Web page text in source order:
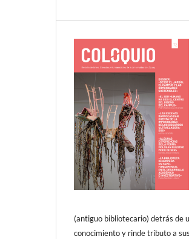
(antiguo bibliotecario) detrás de
conocimiento y rinde tributo a